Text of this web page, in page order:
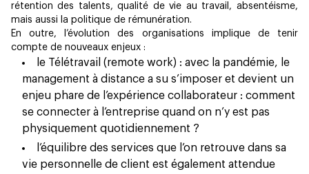
rétention des talents, qualité de vie au travail, absentéisme,
mais aussi la politique de rémunération.
En outre, l’évolution des organisations implique de tenir
compte de nouveaux enjeux :
le Télétravail (remote work) : avec la pandémie, le
management à distance a su s’imposer et devient un
enjeu phare de l’expérience collaborateur : comment
se connecter à l’entreprise quand on n’y est pas
physiquement quotidiennement ?
l’équilibre des services que l’on retrouve dans sa
vie personnelle de client est également attendue